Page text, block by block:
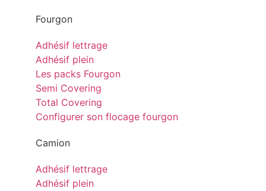
Fourgon
Adhésif lettrage
Adhésif plein
Les packs Fourgon
Semi Covering
Total Covering
Configurer son flocage fourgon
Camion
Adhésif lettrage
Adhésif plein